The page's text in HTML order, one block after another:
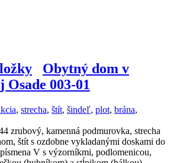
Obytný dom v
003-01
, strecha, štít, šindeľ, plot, brána,
zrubový, kamenná podmurovka, strecha
štít s ozdobne vykladanými doskami do
V s výzorníkmi, podlomenicou,